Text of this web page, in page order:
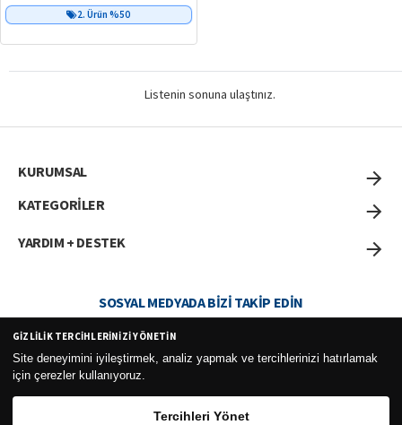
2. Ürün %50
Listenin sonuna ulaştınız.
KURUMSAL
KATEGORİLER
YARDIM + DESTEK
SOSYAL MEDYADA BIZI TAKIP EDIN
GIZLILIK TERCIHLERINIZI YÖNETIN
Site deneyimini iyileştirmek, analiz yapmak ve tercihlerinizi hatırlamak
için çerezler kullanıyoruz.
Tercihleri Yönet